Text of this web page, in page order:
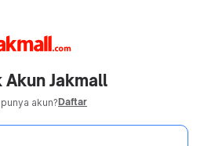
Akun Jakmall
akun?Daftar